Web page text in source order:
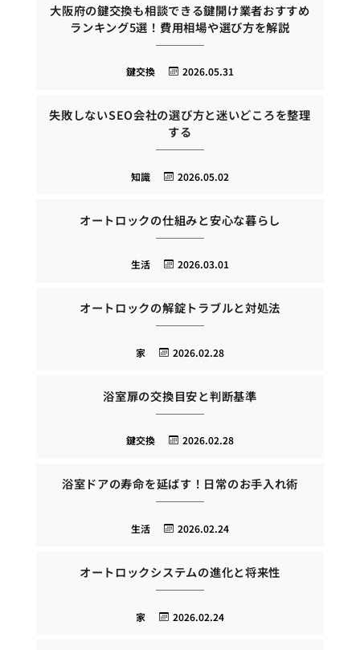
大阪府の鍵交換も相談できる鍵開け業者おすすめ
ランキング5選！費用相場や選び方を解説
2026.05.31
鍵交換
失敗しないSEO会社の選び方と迷いどころを整理
する
2026.05.02
知識
オートロックの仕組みと安心な暮らし
2026.03.01
生活
オートロックの解錠トラブルと対処法
2026.02.28
家
浴室扉の交換目安と判断基準
2026.02.28
鍵交換
浴室ドアの寿命を延ばす！日常のお手入れ術
2026.02.24
生活
オートロックシステムの進化と将来性
2026.02.24
家